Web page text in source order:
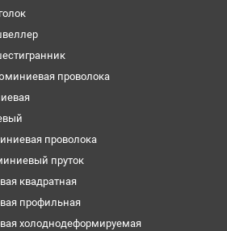
проволока
проволока
пруток
квадратная
профильная
холоднодеформируемая